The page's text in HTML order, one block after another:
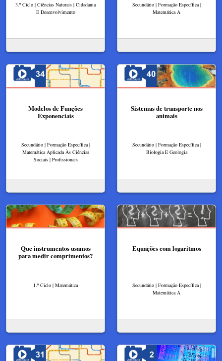
3.º Ciclo | Ciências Naturais | Cidadania
E Desenvolvimento
Secundário | Formação Específica |
Matemática A
Modelos de Funções
Exponenciais
Secundário | Formação Específica |
Matemática Aplicada Às Ciências
Sociais | Profissionais
Sistemas de transporte nos
animais
Secundário | Formação Específica |
Biologia E Geologia
Que instrumentos usamos
para medir comprimentos?
1.º Ciclo | Matemática
Equações com logaritmos
Secundário | Formação Específica |
Matemática A